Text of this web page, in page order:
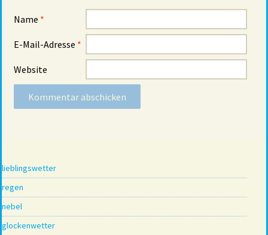
Name *
E-Mail-Adresse *
Website
lieblingswetter
regen
nebel
glockenwetter